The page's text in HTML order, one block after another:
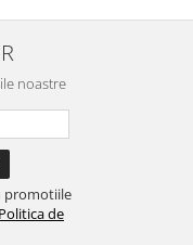
noastre
promotiile
Politica de